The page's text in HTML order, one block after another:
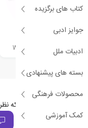
کتاب های برگزیده
جوایز ادبی
ادبیات ملل
بسته های پیشنهادی
محصولات فرهنگی
کمک آموزشی
Walt Disney Company
اولین نفری باشید که